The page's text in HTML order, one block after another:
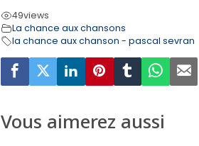
49views
La chance aux chansons
la chance aux chanson - pascal sevran
Vous aimerez aussi